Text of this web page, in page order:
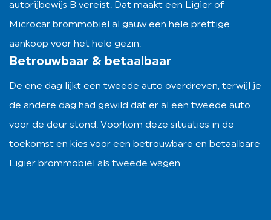
autorijbewijs B vereist. Dat maakt een Ligier of
Microcar brommobiel al gauw een hele prettige
aankoop voor het hele gezin.
Betrouwbaar & betaalbaar
De ene dag lijkt een tweede auto overdreven, terwijl je
de andere dag had gewild dat er al een tweede auto
voor de deur stond. Voorkom deze situaties in de
toekomst en kies voor een betrouwbare en betaalbare
Ligier brommobiel als tweede wagen.